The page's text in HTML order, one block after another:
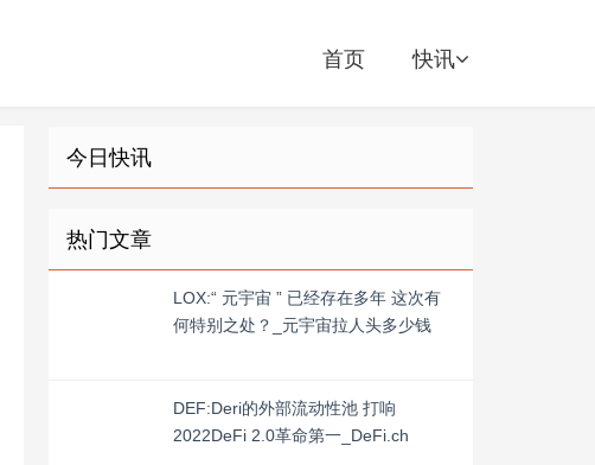
首页 快讯
今日快讯
热门文章
LOX:“ 元宇宙 ” 已经存在多年 这次有
何特别之处？_元宇宙拉人头多少钱
DEF:Deri的外部流动性池 打响
2022DeFi 2.0革命第一_DeFi.ch